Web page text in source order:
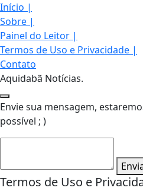
Início |
Sobre |
Painel do Leitor |
Termos de Uso e Privacidade |
Contato
Aquidabã Notícias.
Envie sua mensagem,
possível ; )
Termos de Uso e